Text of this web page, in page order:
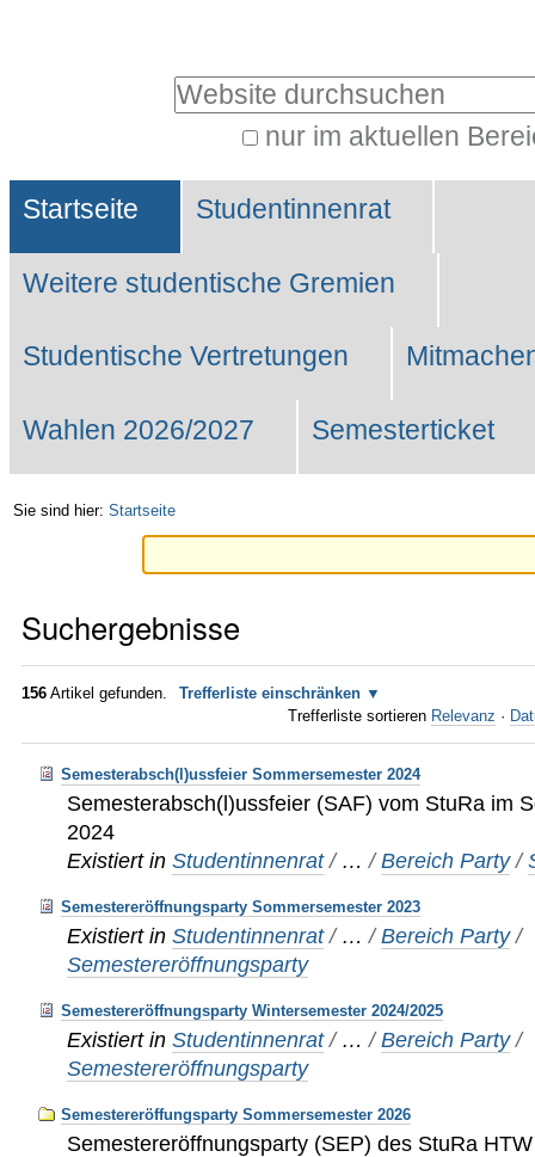
Website durchsuchen
nur im aktuellen
Suche…
Sektionen
Startseite Studentinnenrat
Weitere studentische Gremien
Studentische Vertretungen
Wahlen 2026/2027 Semesterticket
Sie sind hier: Startseite
Suchergebnisse
156 Artikel gefunden.
Trefferliste einschränken
Trefferliste sortieren Relevanz ·
Semesterabsch(l)ussfeier Sommersemester 2024
Semesterabsch(l)ussfeier (SAF) vom StuRa im
2024
Existiert in Studentinnenrat / …/Bereich Party /
Semestereröffnungsparty Sommersemester 2023
Existiert in Studentinnenrat / …/Bereich Party /
Semestereröffnungsparty
Semestereröffnungsparty Wintersemester 2024/2025
Existiert in Studentinnenrat / …/Bereich Party /
Semestereröffnungsparty
Semestereröffungsparty Sommersemester 2026
Semestereröffnungsparty (SEP) des StuRa